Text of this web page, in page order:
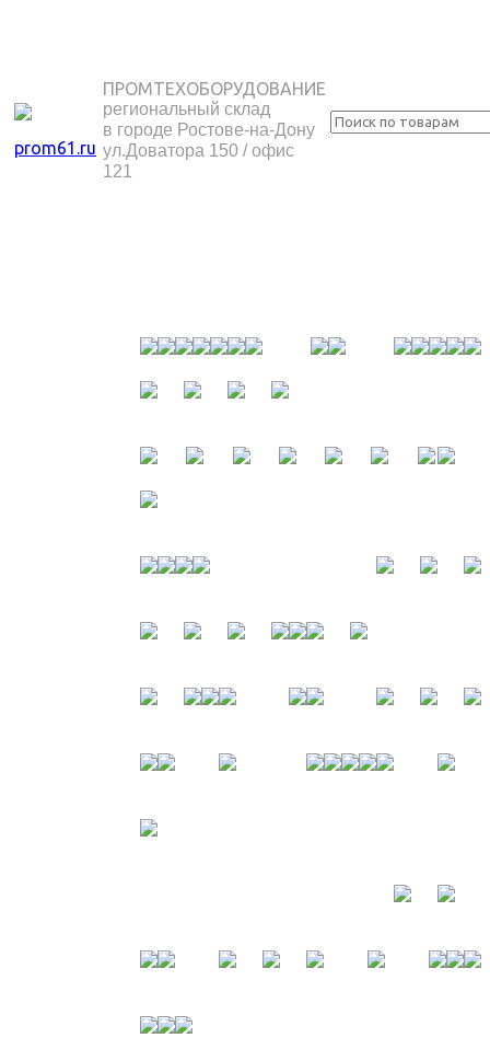
ПРОМТЕХОБОРУДОВАНИЕ
региональный склад
в городе Ростове-на-Дону
ул.Доватора 150 / офис
121